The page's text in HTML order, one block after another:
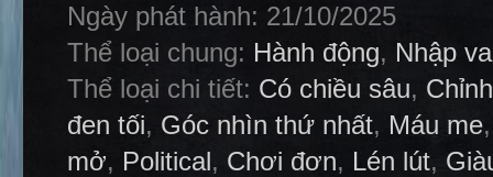
Ngày phát hành: 21/10/2025
Thể loại chung: Hành động, Nhập
Thể loại chi tiết: Có chiều sâu,
đen tối, Góc nhìn thứ nhất, Máu me
mở, Political, Chơi đơn, Lén lút,